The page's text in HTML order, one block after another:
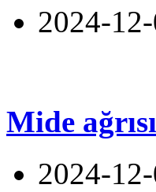
2024-
Mide
2024-